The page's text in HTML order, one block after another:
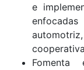
e
Fomenta